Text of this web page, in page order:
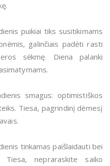
puikiai tiks susitikimams
galinčiais padėti rasti
sėkmę. Diena palanki
smagus: optimistiškos
Tiesa, pagrindinį dėmesį
tinkamas paišlaidauti bei
Tiesa, nepraraskite saiko